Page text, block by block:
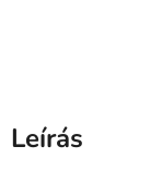
Leírás